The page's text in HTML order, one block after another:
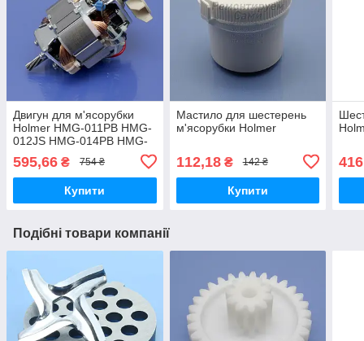
Двигун для м'ясорубки
Holmer HMG-011PB HMG-
012JS HMG-014PB HMG-
HMG-014PW
595,66 ₴ 754 ₴
Купити
Мастило для шестерень
м'ясорубки Holmer
112,18₴ 142 ₴
Купити
Подібні товари компанії